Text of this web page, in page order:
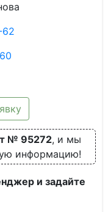
№ 95272, и мы
информацию!
и задайте